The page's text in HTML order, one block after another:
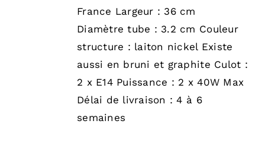
France Largeur : 36 cm
Diamètre tube : 3.2 cm Couleur
structure : laiton nickel Existe
aussi en bruni et graphite Culot :
2 x E14 Puissance : 2 x 40W Max
Délai de livraison : 4 à 6
semaines